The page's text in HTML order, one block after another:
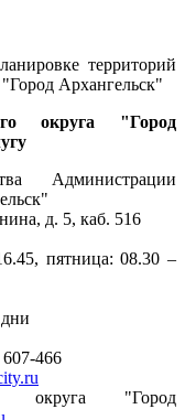
территорий
"Город Архангельск"
округа "Город
Администрации
д. 5, каб. 516
пятница: 08.30 –
466
округа "Город